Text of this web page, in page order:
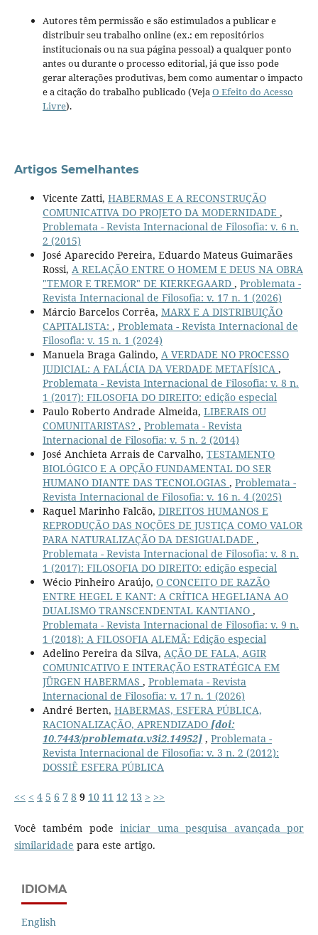
Autores têm permissão e são estimulados a publicar e
distribuir seu trabalho online (ex.: em repositórios
institucionais ou na sua página pessoal) a qualquer ponto
antes ou durante o processo editorial, já que isso pode
gerar alterações produtivas, bem como aumentar o impacto
e a citação do trabalho publicado (VejaO Efeito do Acesso
Livre).
Artigos Semelhantes
Vicente Zatti, HABERMAS E A RECONSTRUÇÃO
COMUNICATIVA DO PROJETO DA MODERNIDADE ,
Problemata - Revista Internacional de Filosofia: v. 6 n.
2 (2015)
José Aparecido Pereira, Eduardo Mateus Guimarães
Rossi, A RELAÇÃO ENTRE O HOMEM E DEUS NA OBRA
"TEMOR E TREMOR" DE KIERKEGAARD , Problemata -
Revista Internacional de Filosofia: v. 17 n. 1 (2026)
Márcio Barcelos Corrêa, MARX E A DISTRIBUIÇÃO
CAPITALISTA: , Problemata - Revista Internacional de
Filosofia: v. 15 n. 1 (2024)
Manuela Braga Galindo, A VERDADE NO PROCESSO
JUDICIAL: A FALÁCIA DA VERDADE METAFÍSICA ,
Problemata - Revista Internacional de Filosofia: v. 8 n.
1 (2017): FILOSOFIA DO DIREITO: edição especial
Paulo Roberto Andrade Almeida, LIBERAIS OU
COMUNITARISTAS? , Problemata - Revista
Internacional de Filosofia: v. 5 n. 2 (2014)
José Anchieta Arrais de Carvalho, TESTAMENTO
BIOLÓGICO E A OPÇÃO FUNDAMENTAL DO SER
HUMANO DIANTE DAS TECNOLOGIAS , Problemata -
Revista Internacional de Filosofia: v. 16 n. 4 (2025)
Raquel Marinho Falcão, DIREITOS HUMANOS E
REPRODUÇÃO DAS NOÇÕES DE JUSTIÇA COMO VALOR
PARA NATURALIZAÇÃO DA DESIGUALDADE ,
Problemata - Revista Internacional de Filosofia: v. 8 n.
1 (2017): FILOSOFIA DO DIREITO: edição especial
Wécio Pinheiro Araújo, O CONCEITO DE RAZÃO
ENTRE HEGEL E KANT: A CRÍTICA HEGELIANA AO
DUALISMO TRANSCENDENTAL KANTIANO ,
Problemata - Revista Internacional de Filosofia: v. 9 n.
1 (2018): A FILOSOFIA ALEMÃ: Edição especial
Adelino Pereira da Silva, AÇÃO DE FALA, AGIR
COMUNICATIVO E INTERAÇÃO ESTRATÉGICA EM
JÜRGEN HABERMAS , Problemata - Revista
Internacional de Filosofia: v. 17 n. 1 (2026)
André Berten, HABERMAS, ESFERA PÚBLICA,
RACIONALIZAÇÃO, APRENDIZADO [doi:
10.7443/problemata.v3i2.14952], Problemata -
Revista Internacional de Filosofia: v. 3 n. 2 (2012):
DOSSIÊ ESFERA PÚBLICA
<< < 4 5 6 7 8 9 10 11 12 13 > >>
Você também podeiniciar uma pesquisa avançada por
similaridade para este artigo.
IDIOMA
English